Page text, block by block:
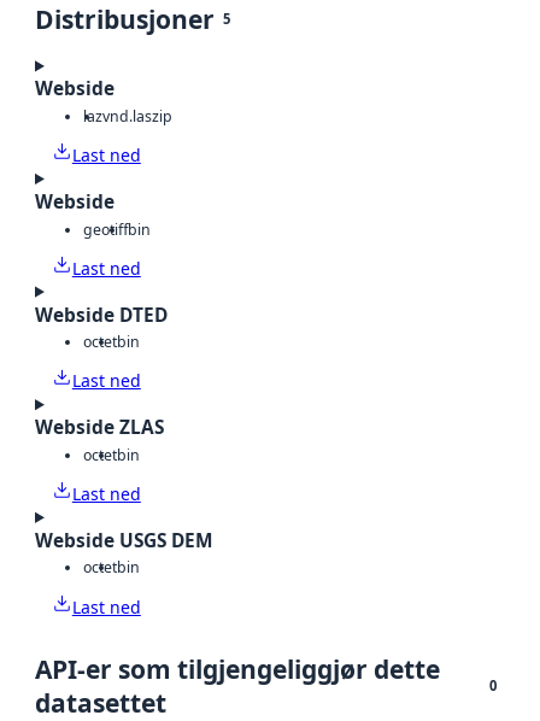
Distribusjoner 5
Webside
lazvnd.laszip
Last ned
Webside
geotiffbin
Last ned
Webside DTED
octetbin
Last ned
Webside ZLAS
octetbin
Last ned
Webside USGS DEM
octetbin
Last ned
API-er som tilgjengeliggjør dette
datasettet
0